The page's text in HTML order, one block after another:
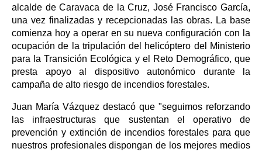
alcalde de Caravaca de la Cruz, José Francisco García,
una vez finalizadas y recepcionadas las obras. La base
comienza hoy a operar en su nueva configuración con la
ocupación de la tripulación del helicóptero del Ministerio
para la Transición Ecológica y el Reto Demográfico, que
presta apoyo al dispositivo autonómico durante la
campaña de alto riesgo de incendios forestales.
Juan María Vázquez destacó que "seguimos reforzando
las infraestructuras que sustentan el operativo de
prevención y extinción de incendios forestales para que
nuestros profesionales dispongan de los mejores medios